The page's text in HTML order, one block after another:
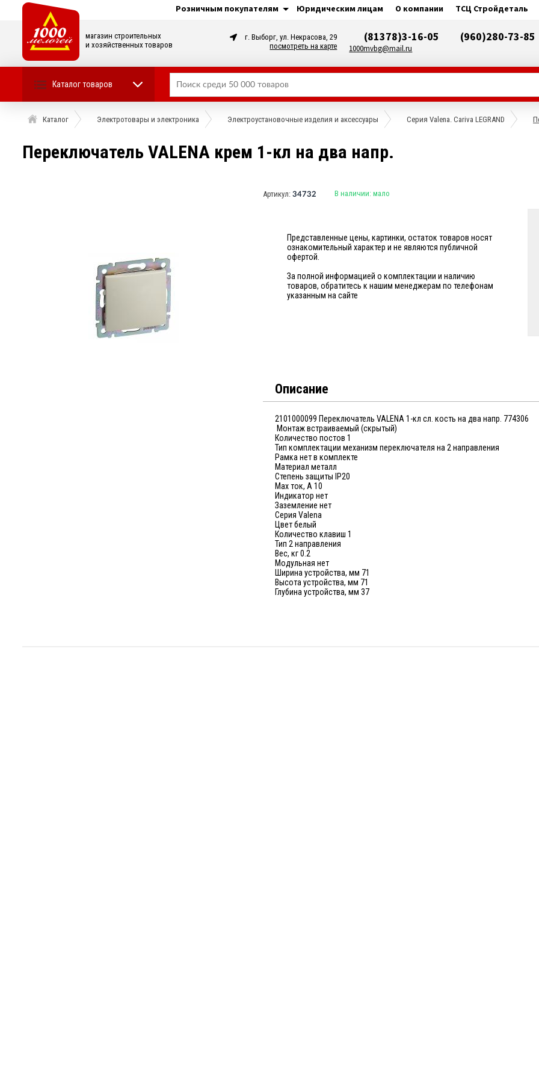
Розничным покупателям Юридическим лицам О компании ТСЦ Стройдеталь
магазин строительных
и хозяйственных товаров
г. Выборг, ул. Некрасова, 29
посмотреть на карте
(81378)3-16-05 (960)280-73-85
1000mvbg@mail.ru
Каталог товаров
Каталог Электротовары и электроника Электроустановочные изделия и аксессуары Серия Valena. Cariva LEGRAND
Переключатель VALENA крем 1-кл на два напр.
Артикул: 34732 В наличии: мало
Представленные цены, картинки, остаток товаров носят
ознакомительный характер и не являются публичной
офертой.
За полной информацией о комплектации и наличию
товаров, обратитесь к нашим менеджерам по телефонам
указанным на сайте
Описание
2101000099 Переключатель VALENA 1-кл сл. кость на два напр. 774306
Монтаж встраиваемый (скрытый)
Количество постов 1
Тип комплектации механизм переключателя на 2 направления
Рамка нет в комплекте
Материал металл
Степень защиты IP20
Max ток, А 10
Индикатор нет
Заземление нет
Серия Valena
Цвет белый
Количество клавиш 1
Тип 2 направления
Вес, кг 0.2
Модульная нет
Ширина устройства, мм 71
Высота устройства, мм 71
Глубина устройства, мм 37